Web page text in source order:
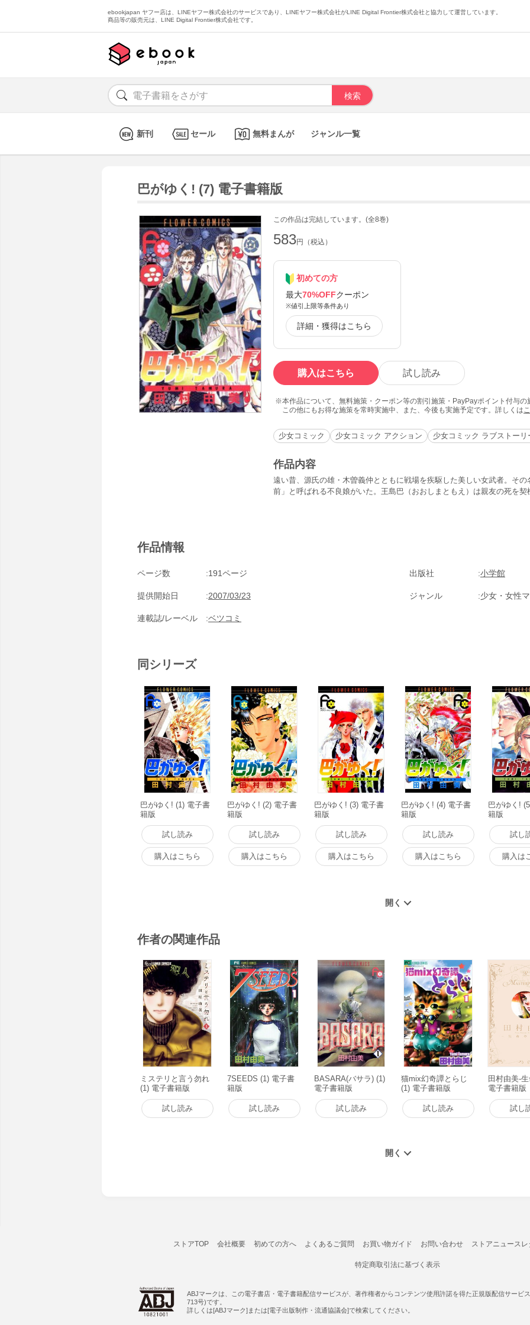
ebookjapan ヤフー店は、LINEヤフー株式会社のサービスであり、LINEヤフー株式会社がLINE Digital Frontier株式会社と協力して運営しています。
商品等の販売元は、LINE Digital Frontier株式会社です。
新刊 セール 無料まんが ジャンル一覧
巴がゆく! (7) 電子書籍版
この作品は完結しています。(全8巻)
583円（税込）
初めての方
最大70%OFFクーポン
※値引上限等条件あり
詳細・獲得はこちら
購入はこちら 試し読み
本作品について、無料施策・クーポン等の割引施策・PayPayポイント付与
この他にもお得な施策を常時実施中、また、今後も実施予定です。詳しくは
少女コミック 少女コミック アクション 少女コミック ラブストーリ
作品内容
遠い昔、源氏の雄・木曽義仲とともに戦場を疾駆した美しい女武者。そ
前」と呼ばれる不良娘がいた。王島巴（おおしまともえ）は親友の死を
作品情報
ページ数 191ページ 出版社 小学館
提供開始日 2007/03/23 ジャンル 少女・女性
連載誌/レーベル ベツコミ
同シリーズ
巴がゆく! (1) 電子書
籍版
試し読み
購入はこちら
巴がゆく! (2) 電子書
籍版
試し読み
購入はこちら
巴がゆく! (3) 電子書
籍版
試し読み
購入はこちら
巴がゆく! (4) 電子書
籍版
試し読み
購入はこちら
巴がゆく!
籍版
試し
購入は
作者の関連作品
ミステリと言う勿れ
(1) 電子書籍版
試し読み
7SEEDS (1) 電子書
籍版
試し読み
BASARA(バサラ) (1)
電子書籍版
試し読み
猫mix幻奇譚とらじ
(1) 電子書籍版
試し読み
田村由美-
電子書籍版
試し
ストアTOP 会社概要 初めての方へ よくあるご質問 お買い物ガイド お問い合わせ ストアニュースレ
特定商取引法に基づく表示
ABJマークは、この電子書店・電子書籍配信サービスが、著作権者からコンテンツ使用許諾を得た正規版配信サービ
713号)です。
詳しくは[ABJマーク]または[電子出版制作・流通協議会]で検索してください。